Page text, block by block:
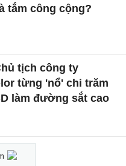
tắm công cộng?
tịch công ty
từng 'nổ' chi trăm
làm đường sắt cao